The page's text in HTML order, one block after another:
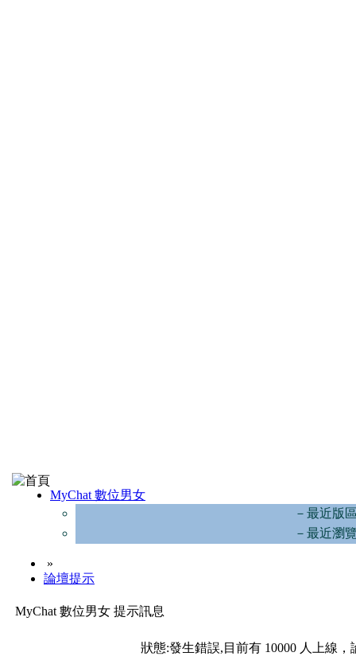
MyChat 數位男女
－最近版
－最近瀏
»
論壇提示
MyChat 數位男女 提示訊息
狀態:發生錯誤,目前有 10000 人上線